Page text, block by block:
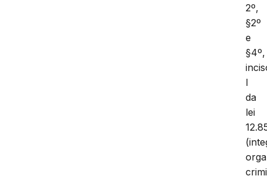
2º,
§2º
e
§4º,
I
da
lei